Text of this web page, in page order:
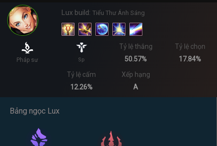
Lux build: Tiểu Thư Ánh Sáng
Pháp sư Sp
Tỷ lệ thắng
50.57%
Tỷ lệ chọn
17.84%
Tỷ lệ cấm
12.26%
Xếp hạng
A
Bảng ngọc Lux